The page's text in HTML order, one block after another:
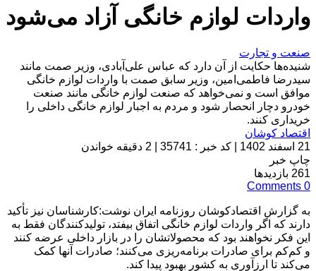
واردات لوازم خانگی آزاد می‌شود
صنعت و تجارت
شنیده‌ها حکایت از آن دارد که عباس علی‌آبادی، ‌وزیر صمت مانند
سیدرضا فاطمی‌امین، ‌وزیر سابق صمت با واردات لوازم خانگی
موافق است و نمی‌خواهد که صنعت لوازم خانگی مانند صنعت
خودرو دچار انحصار شود و مردم به اجبار لوازم خانگی داخلی را
خریداری کنند.
اقتصاد کوشان
21 اسفند 1402
کد خبر : 35741
2 دقیقه خواندن
چاپ خبر
261 بازدیدها
0
Comments
به گزارش اقتصادکوشان روزنامه ایران نوشت:کارشناسان نیز تأکید
دارند که اگر واردات لوازم خانگی اتفاق بیفتد، تولیدکنندگان فقط به
این فکر نخواهند بود که محصولاتشان را در بازار داخلی عرضه کنند
و کم‌کم برای صادرات برنامه‌ریزی می‌کنند؛ صادرات آنها کمک
می‌کند تا ارزآوری به کشور بهبود پیدا کند.